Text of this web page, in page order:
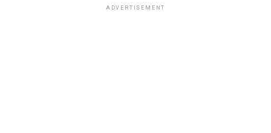
ADVERTISEMENT